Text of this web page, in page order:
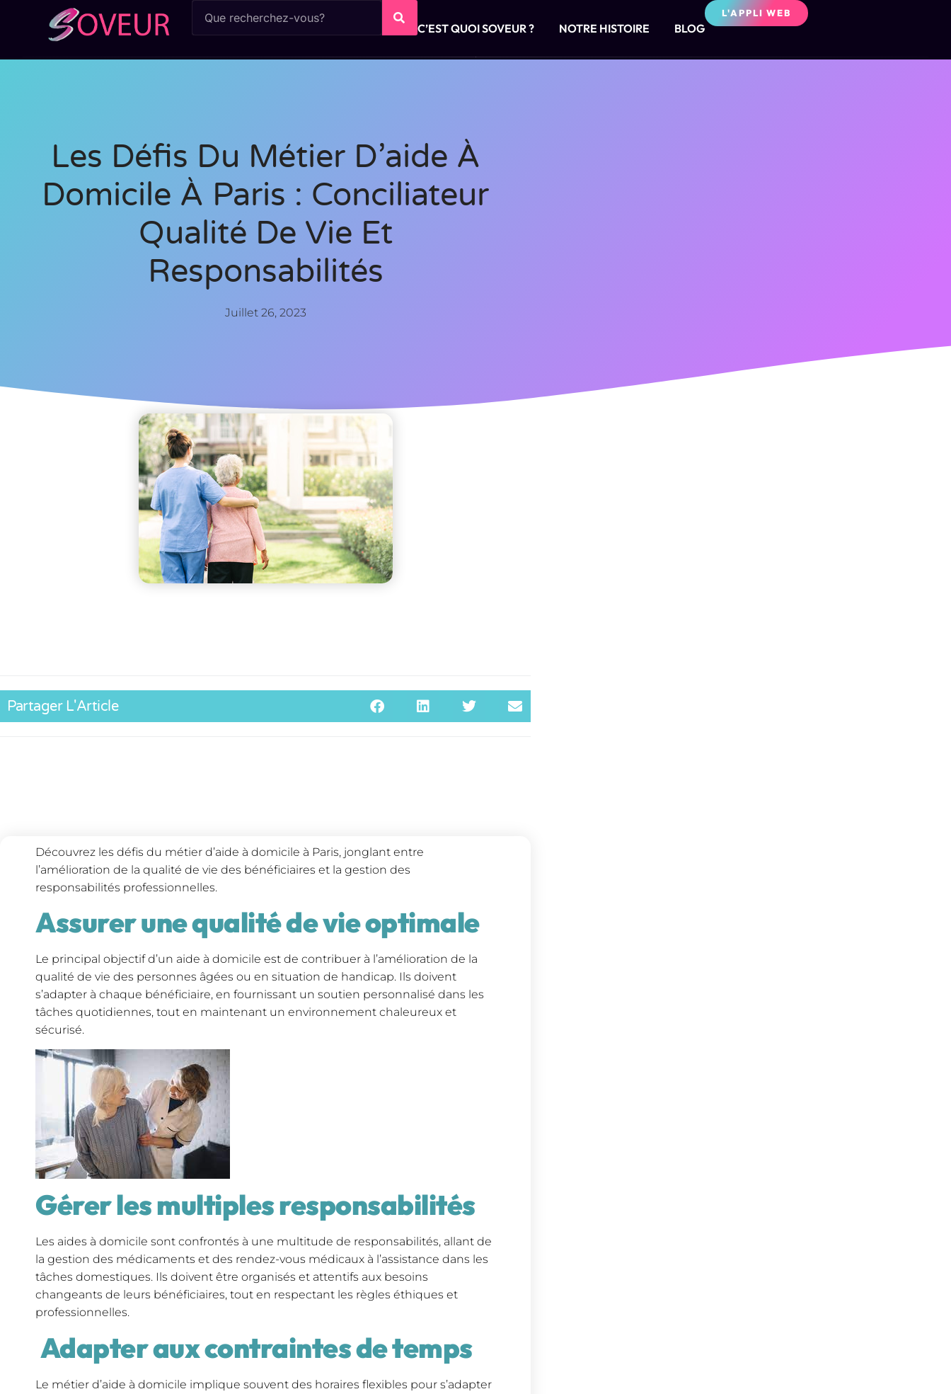
C’EST QUOI SOVEUR ? NOTRE HISTOIRE BLOG
L'APPLI WEB
Les Défis Du Métier D’aide À
Domicile À Paris : Conciliateur
Qualité De Vie Et
Responsabilités
Juillet 26, 2023
Partager L'Article
Découvrez les défis du métier d’aide à domicile à Paris, jonglant entre
l’amélioration de la qualité de vie des bénéficiaires et la gestion des
responsabilités professionnelles.
Assurer une qualité de vie optimale
Le principal objectif d’un aide à domicile est de contribuer à l’amélioration de la
qualité de vie des personnes âgées ou en situation de handicap. Ils doivent
s’adapter à chaque bénéficiaire, en fournissant un soutien personnalisé dans les
tâches quotidiennes, tout en maintenant un environnement chaleureux et
sécurisé.
Gérer les multiples responsabilités
Les aides à domicile sont confrontés à une multitude de responsabilités, allant de
la gestion des médicaments et des rendez-vous médicaux à l’assistance dans les
tâches domestiques. Ils doivent être organisés et attentifs aux besoins
changeants de leurs bénéficiaires, tout en respectant les règles éthiques et
professionnelles.
Adapter aux contraintes de temps
Le métier d’aide à domicile implique souvent des horaires flexibles pour s’adapter